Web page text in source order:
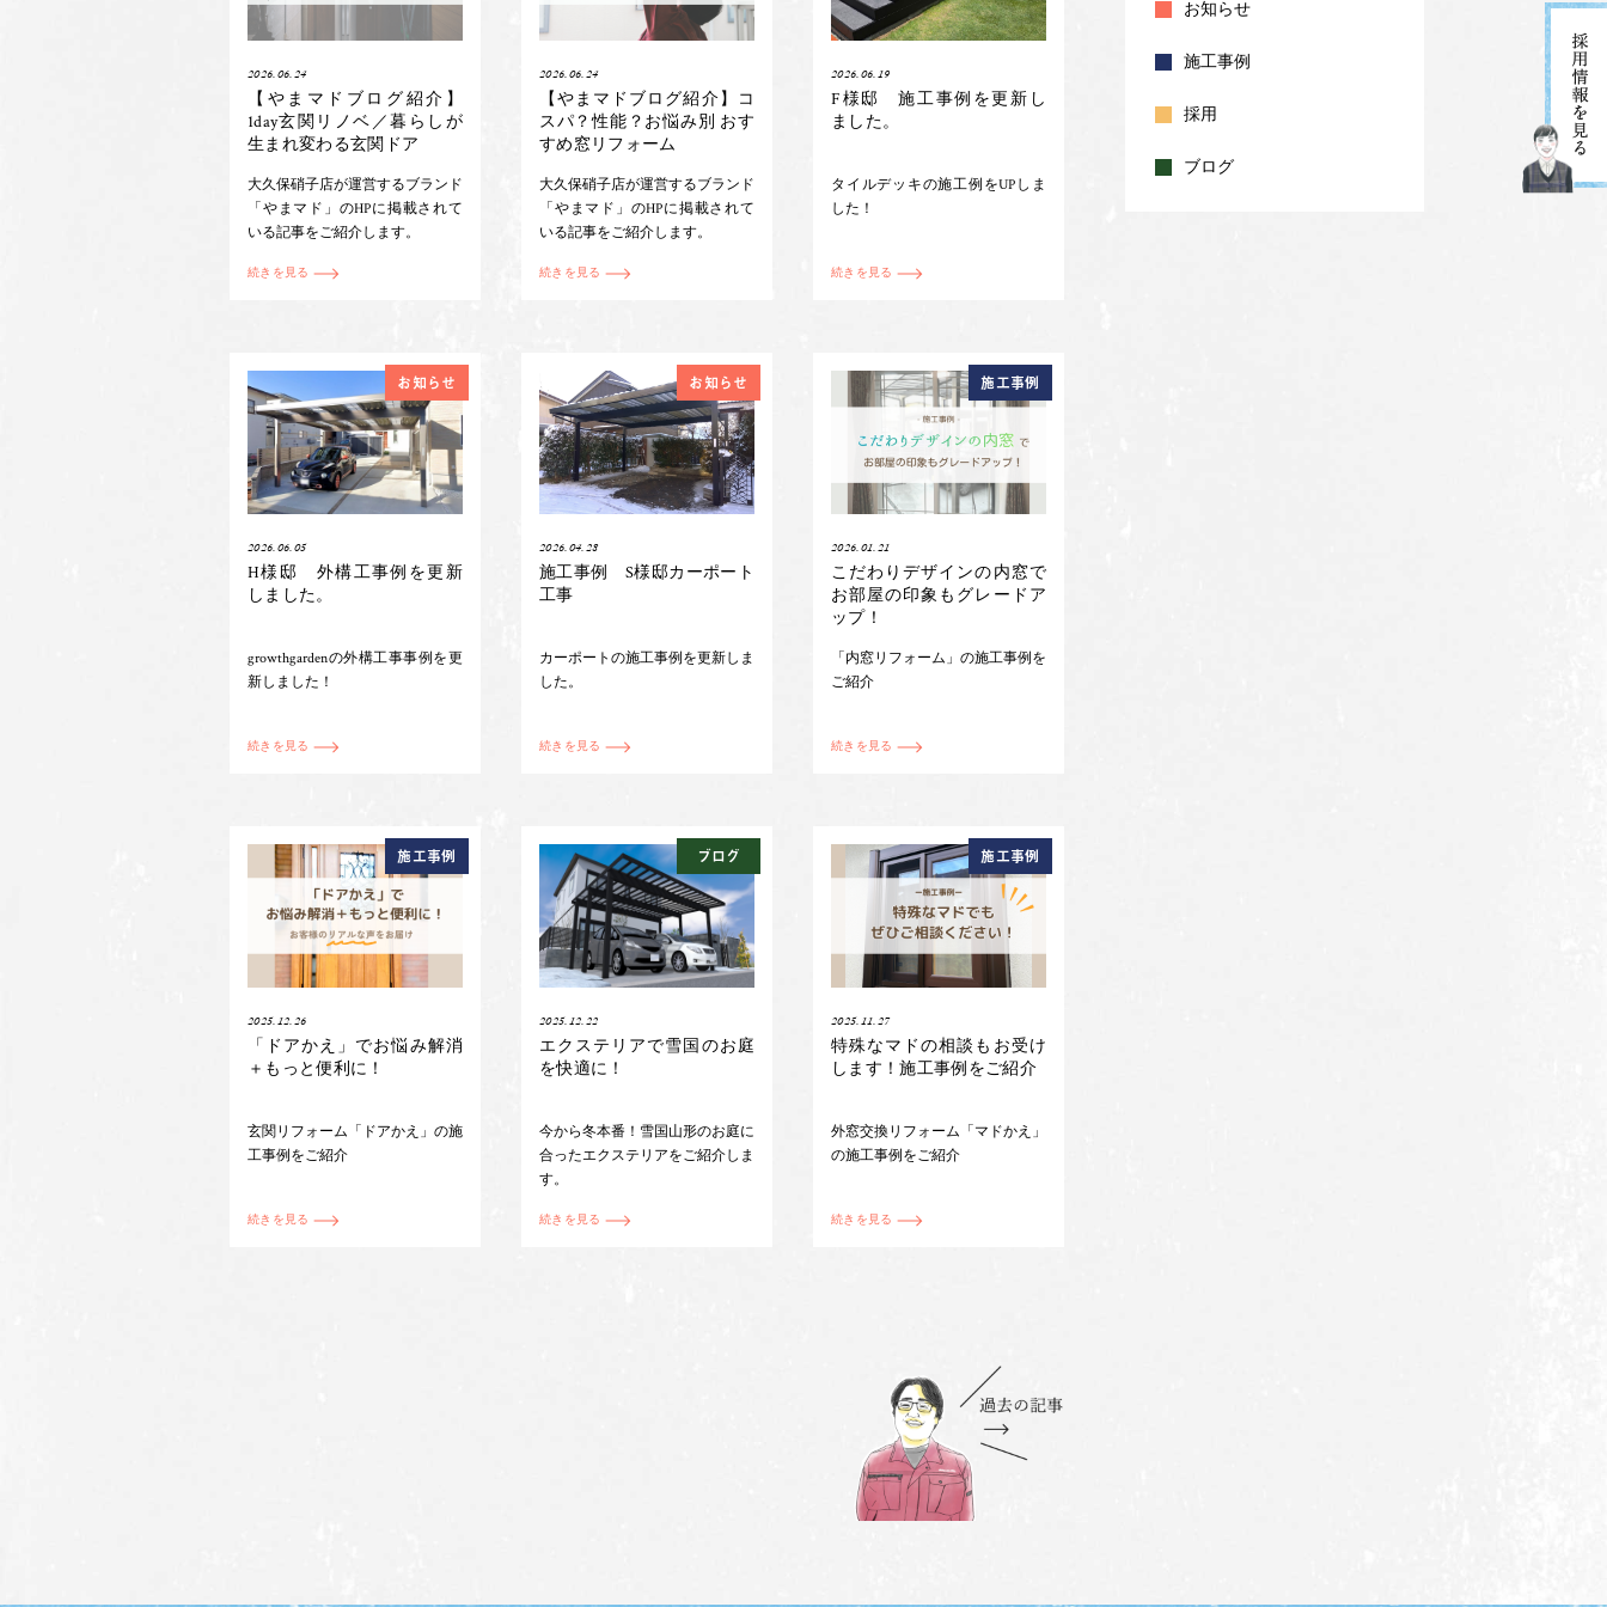
2026.06.24
【やまマドブログ紹介】
1day玄関リノベ／暮らしが
生まれ変わる玄関ドア
大久保硝子店が運営するブランド
「やまマド」のHPに掲載されて
いる記事をご紹介します。
続きを見る
2026.06.24
【やまマドブログ紹介】コ
スパ？性能？お悩み別 おす
すめ窓リフォーム
大久保硝子店が運営するブランド
「やまマド」のHPに掲載されて
いる記事をご紹介します。
続きを見る
2026.06.19
F様邸 施工事例を更新し
ました。
タイルデッキの施工例をUPしま
した！
続きを見る
お知らせ
2026.06.05
H様邸 外構工事例を更新
しました。
growthgardenの外構工事事例を更
新しました！
続きを見る
お知らせ
2026.04.28
施工事例 S様邸カーポート
工事
カーポートの施工事例を更新しま
した。
続きを見る
施工事例
2026.01.21
こだわりデザインの内窓で
お部屋の印象もグレードア
ップ！
「内窓リフォーム」の施工事例を
ご紹介
続きを見る
施工事例
2025.12.26
「ドアかえ」でお悩み解消
＋もっと便利に！
玄関リフォーム「ドアかえ」の施
工事例をご紹介
続きを見る
ブログ
2025.12.22
エクステリアで雪国のお庭
を快適に！
今から冬本番！雪国山形のお庭に
合ったエクステリアをご紹介しま
す。
続きを見る
施工事例
2025.11.27
特殊なマドの相談もお受け
します！施工事例をご紹介
外窓交換リフォーム「マドかえ」
の施工事例をご紹介
続きを見る
お知らせ
施工事例
採用
ブログ